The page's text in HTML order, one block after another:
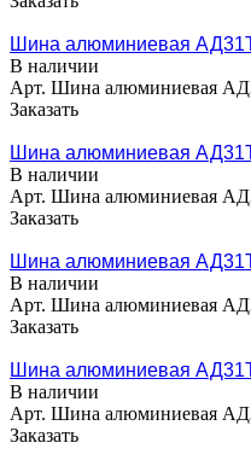
Шина алюминиевая
В наличии
Арт. Шина алюминиевая
Заказать
Шина алюминиевая
В наличии
Арт. Шина алюминиевая
Заказать
Шина алюминиевая
В наличии
Арт. Шина алюминиевая
Заказать
Шина алюминиевая
В наличии
Арт. Шина алюминиевая
Заказать